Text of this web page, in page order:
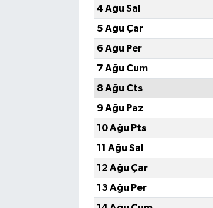
4 Ağu Sal
5 Ağu Çar
6 Ağu Per
7 Ağu Cum
8 Ağu Cts
9 Ağu Paz
10 Ağu Pts
11 Ağu Sal
12 Ağu Çar
13 Ağu Per